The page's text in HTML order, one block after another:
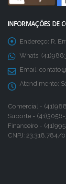
INFORMAÇÕES DE
Endereço: R.
Whats:
Email:
Atendimento:
Comercial -
Suporte -
Financeiro -
CNPJ: 23.318.784/